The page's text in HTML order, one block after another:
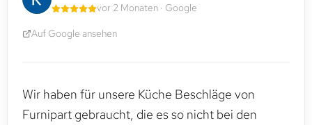
vor 2 Monaten · Google
Auf Google ansehen
Wir haben für unsere Küche Beschläge von
Furnipart gebraucht, die es so nicht bei den